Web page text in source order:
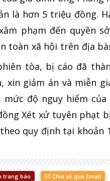
là hơn 5 triệu đồng.
phạm đến quyền
toàn xã hội trên địa
tòa, bị cáo đã
xin giảm án và miễn
mức độ nguy hiểm
Xét xử tuyên phạt
quy định tại khoản
trang báo Chia sẻ qua Email